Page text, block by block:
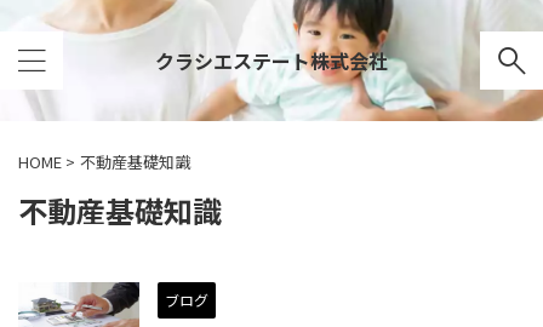
クラシエステート株式会社
HOME > 不動産基礎知識
不動産基礎知識
ブログ